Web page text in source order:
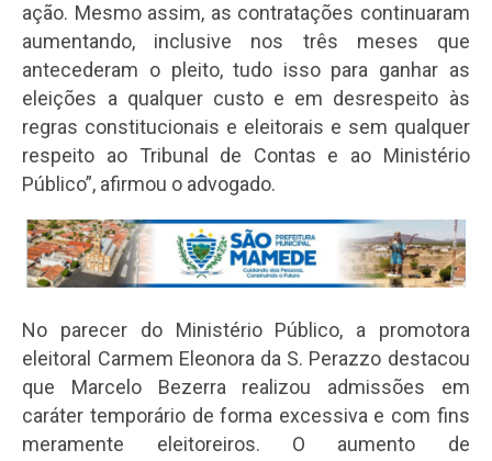
ação. Mesmo assim, as contratações continuaram
aumentando, inclusive nos três meses que
antecederam o pleito, tudo isso para ganhar as
eleições a qualquer custo e em desrespeito às
regras constitucionais e eleitorais e sem qualquer
respeito ao Tribunal de Contas e ao Ministério
Público”, afirmou o advogado.
No parecer do Ministério Público, a promotora
eleitoral Carmem Eleonora da S. Perazzo destacou
que Marcelo Bezerra realizou admissões em
caráter temporário de forma excessiva e com fins
meramente eleitoreiros. O aumento de